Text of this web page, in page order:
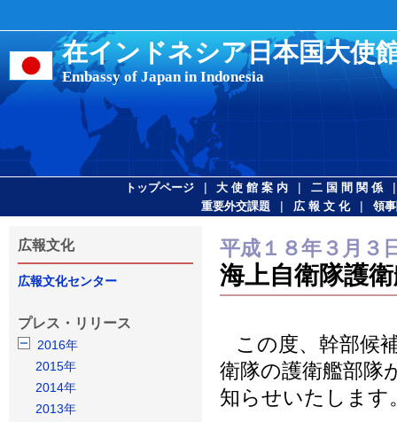
在インドネシア日本国大使
Embassy of Japan in Indonesia
トップページ | 大 使 館 案 内 | 二 国 間 関 係
重要外交課題 | 広 報 文 化 | 領
広報文化
広報文化センター
プレス・リリース
2016年
2015年
2014年
2013年
平成１８年３月３
海上自衛隊護
この度、幹部候
衛隊の護衛艦部隊
知らせいたします